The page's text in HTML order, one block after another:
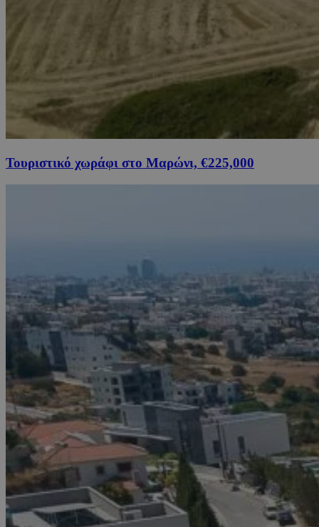
Τουριστικό χωράφι στο Μαρώνι, €225,000